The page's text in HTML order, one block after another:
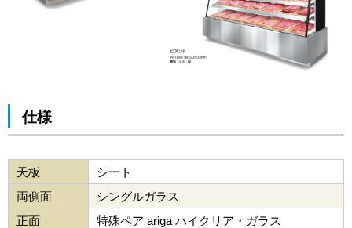
仕様
天板
シート
両側面
シングルガラス
正面
特殊ペア ariga ハイクリア・ガラス